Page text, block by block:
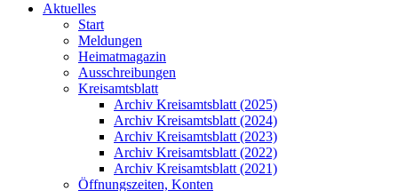
Aktuelles
Start
Meldungen
Heimatmagazin
Ausschreibungen
Kreisamtsblatt
Archiv Kreisamtsblatt (2025)
Archiv Kreisamtsblatt (2024)
Archiv Kreisamtsblatt (2023)
Archiv Kreisamtsblatt (2022)
Archiv Kreisamtsblatt (2021)
Öffnungszeiten, Konten